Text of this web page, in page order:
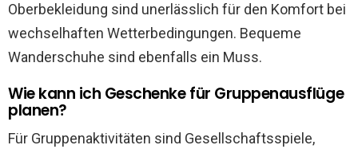
Oberbekleidung sind unerlässlich für den Komfort bei
wechselhaften Wetterbedingungen. Bequeme
Wanderschuhe sind ebenfalls ein Muss.
Wie kann ich Geschenke für Gruppenausflüge
planen?
Für Gruppenaktivitäten sind Gesellschaftsspiele,